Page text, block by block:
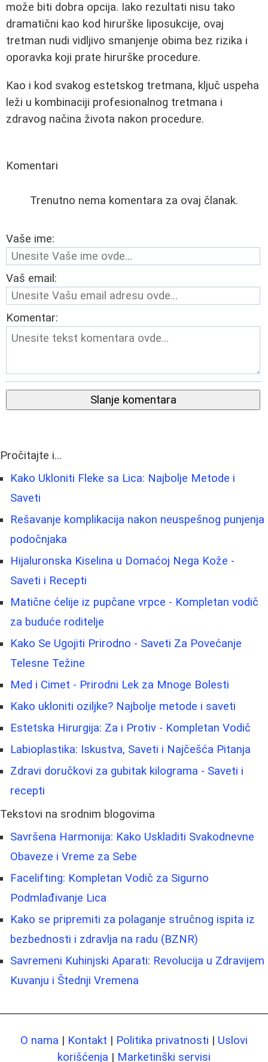
može biti dobra opcija. Iako rezultati nisu tako
dramatični kao kod hirurške liposukcije, ovaj
tretman nudi vidljivo smanjenje obima bez rizika i
oporavka koji prate hirurške procedure.
Kao i kod svakog estetskog tretmana, ključ uspeha
leži u kombinaciji profesionalnog tretmana i
zdravog načina života nakon procedure.
Komentari
Trenutno nema komentara za ovaj članak.
Vaše ime:
Vaš email:
Komentar:
Slanje komentara
Pročitajte i...
Kako Ukloniti Fleke sa Lica: Najbolje Metode i
Saveti
Rešavanje komplikacija nakon neuspešnog punjenja
podočnjaka
Hijaluronska Kiselina u Domaćoj Nega Kože -
Saveti i Recepti
Matične ćelije iz pupčane vrpce - Kompletan vodič
za buduće roditelje
Kako Se Ugojiti Prirodno - Saveti Za Povećanje
Telesne Težine
Med i Cimet - Prirodni Lek za Mnoge Bolesti
Kako ukloniti oziljke? Najbolje metode i saveti
Estetska Hirurgija: Za i Protiv - Kompletan Vodič
Labioplastika: Iskustva, Saveti i Najčešća Pitanja
Zdravi doručkovi za gubitak kilograma - Saveti i
recepti
Tekstovi na srodnim blogovima
Savršena Harmonija: Kako Uskladiti Svakodnevne
Obaveze i Vreme za Sebe
Facelifting: Kompletan Vodič za Sigurno
Podmlađivanje Lica
Kako se pripremiti za polaganje stručnog ispita iz
bezbednosti i zdravlja na radu (BZNR)
Savremeni Kuhinjski Aparati: Revolucija u Zdravijem
Kuvanju i Štednji Vremena
O nama | Kontakt | Politika privatnosti | Uslovi
korišćenja | Marketinški servisi